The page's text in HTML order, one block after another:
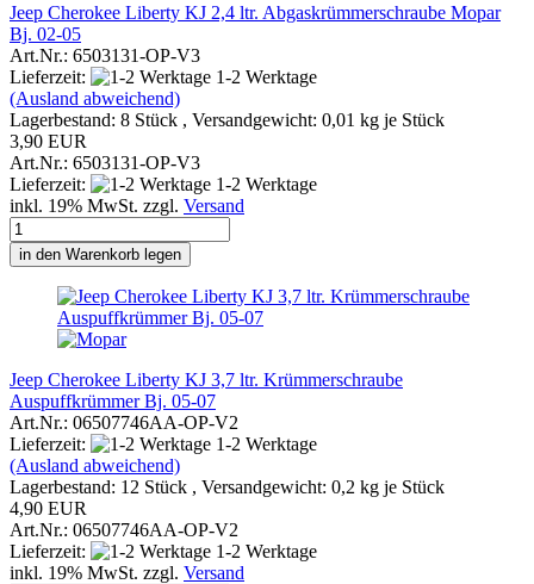
Jeep Cherokee Liberty KJ 2,4 ltr. Abgaskrümmerschraube Mopar
Bj. 02-05
Art.Nr.: 6503131-OP-V3
Lieferzeit:
1-2 Werktage
(Ausland abweichend)
Lagerbestand: 8 Stück , Versandgewicht: 0,01 kg je Stück
3,90 EUR
Art.Nr.: 6503131-OP-V3
Lieferzeit:
1-2 Werktage
inkl. 19% MwSt. zzgl. Versand
in den Warenkorb legen
Jeep Cherokee Liberty KJ 3,7 ltr. Krümmerschraube
Auspuffkrümmer Bj. 05-07
Art.Nr.: 06507746AA-OP-V2
Lieferzeit:
1-2 Werktage
(Ausland abweichend)
Lagerbestand: 12 Stück , Versandgewicht: 0,2 kg je Stück
4,90 EUR
Art.Nr.: 06507746AA-OP-V2
Lieferzeit:
1-2 Werktage
inkl. 19% MwSt. zzgl. Versand